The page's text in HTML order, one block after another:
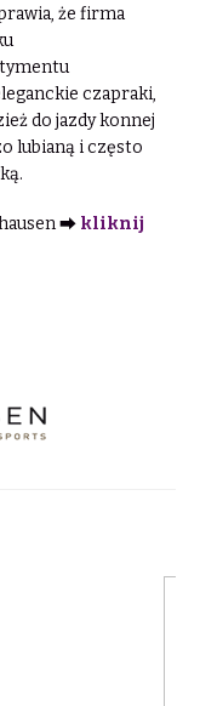
że firma
czapraki,
do jazdy konnej
lubianą i często
⮕ kliknij